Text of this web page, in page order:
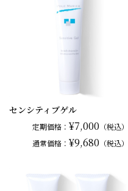
センシティブゲル
定期価格： ¥7,000 （税込）
通常価格： ¥9,680 （税込）